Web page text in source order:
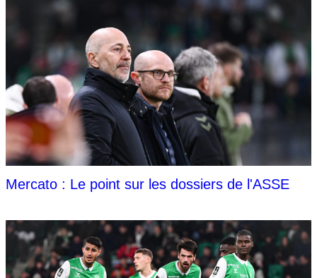
Mercato : Le point sur les dossiers de l'ASSE